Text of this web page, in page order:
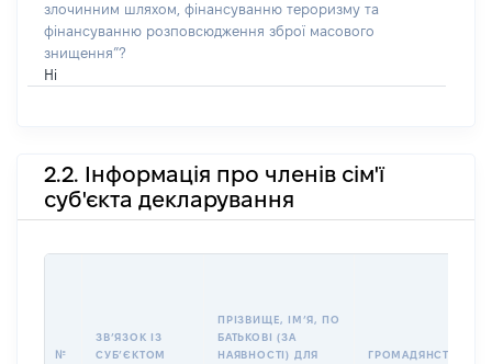
злочинним шляхом, фінансуванню тероризму та
фінансуванню розповсюдження зброї масового
знищення”?
Ні
2.2. Інформація про членів сім'ї
суб'єкта декларування
№
ЗВʼЯЗОК ІЗ
СУБʼЄКТОМ
ПРІЗВИЩЕ, ІМʼЯ, ПО
БАТЬКОВІ (ЗА
НАЯВНОСТІ) ДЛЯ
ГРОМАДЯНСТВО